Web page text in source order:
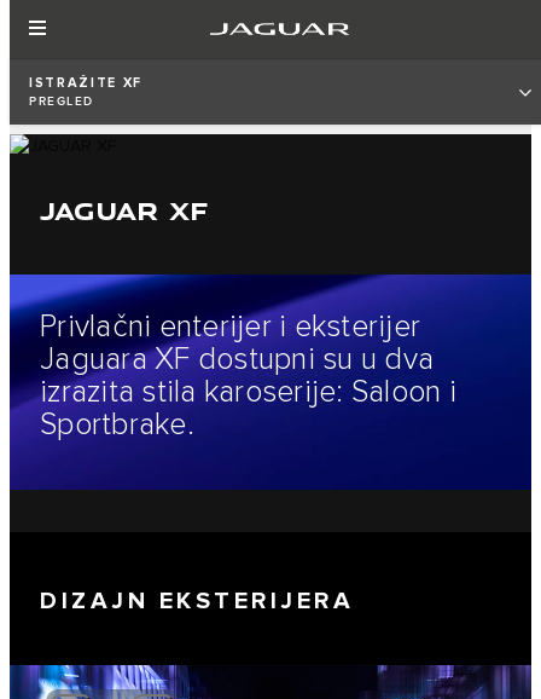
ISTRAŽITE XF
PREGLED
JAGUAR XF
Privlačni enterijer i eksterijer
Jaguara XF dostupni su u dva
izrazita stila karoserije: Saloon i
Sportbrake.
DIZAJN EKSTERIJERA